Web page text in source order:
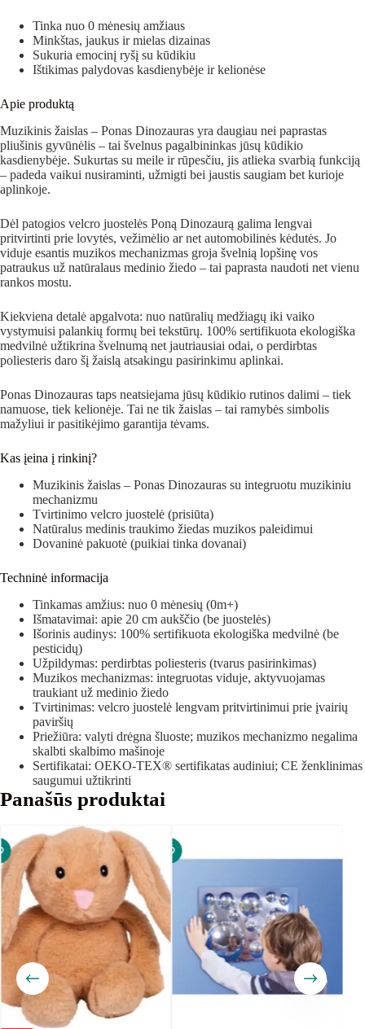
Tinka nuo 0 mėnesių amžiaus
Minkštas, jaukus ir mielas dizainas
Sukuria emocinį ryšį su kūdikiu
Ištikimas palydovas kasdienybėje ir kelionėse
Apie produktą
Muzikinis žaislas – Ponas Dinozauras yra daugiau nei paprastas
pliušinis gyvūnėlis – tai švelnus pagalbininkas jūsų kūdikio
kasdienybėje. Sukurtas su meile ir rūpesčiu, jis atlieka svarbią funkciją
– padeda vaikui nusiraminti, užmigti bei jaustis saugiam bet kurioje
aplinkoje.
Dėl patogios velcro juostelės Poną Dinozaurą galima lengvai
pritvirtinti prie lovytės, vežimėlio ar net automobilinės kėdutės. Jo
viduje esantis muzikos mechanizmas groja švelnią lopšinę vos
patraukus už natūralaus medinio žiedo – tai paprasta naudoti net vienu
rankos mostu.
Kiekviena detalė apgalvota: nuo natūralių medžiagų iki vaiko
vystymuisi palankių formų bei tekstūrų. 100% sertifikuota ekologiška
medvilnė užtikrina švelnumą net jautriausiai odai, o perdirbtas
poliesteris daro šį žaislą atsakingu pasirinkimu aplinkai.
Ponas Dinozauras taps neatsiejama jūsų kūdikio rutinos dalimi – tiek
namuose, tiek kelionėje. Tai ne tik žaislas – tai ramybės simbolis
mažyliui ir pasitikėjimo garantija tėvams.
Kas įeina į rinkinį?
Muzikinis žaislas – Ponas Dinozauras su integruotu muzikiniu
mechanizmu
Tvirtinimo velcro juostelė (prisiūta)
Natūralus medinis traukimo žiedas muzikos paleidimui
Dovaninė pakuotė (puikiai tinka dovanai)
Techninė informacija
Tinkamas amžius: nuo 0 mėnesių (0m+)
Išmatavimai: apie 20 cm aukščio (be juostelės)
Išorinis audinys: 100% sertifikuota ekologiška medvilnė (be
pesticidų)
Užpildymas: perdirbtas poliesteris (tvarus pasirinkimas)
Muzikos mechanizmas: integruotas viduje, aktyvuojamas
traukiant už medinio žiedo
Tvirtinimas: velcro juostelė lengvam pritvirtinimui prie įvairių
paviršių
Priežiūra: valyti drėgna šluoste; muzikos mechanizmo negalima
skalbti skalbimo mašinoje
Sertifikatai: OEKO-TEX® sertifikatas audiniui; CE ženklinimas
saugumui užtikrinti
Panašūs produktai